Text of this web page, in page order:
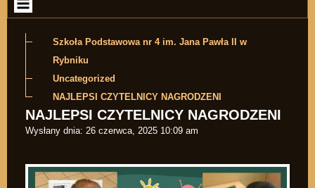
Szkoła Podstawowa nr 4 im. Jana Pawła II w
Rybniku
Uncategorized
NAJLEPSI CZYTELNICY NAGRODZENI
NAJLEPSI CZYTELNICY NAGRODZENI
Wysłany dnia: 26 czerwca, 2025 10:09 am